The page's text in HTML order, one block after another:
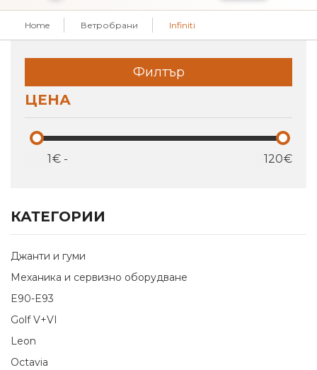
Home Ветробрани Infiniti
Филтър
ЦЕНА
€ - €
КАТЕГОРИИ
Джанти и гуми
Механика и сервизно оборудване
E90-E93
Golf V+VI
Leon
Octavia